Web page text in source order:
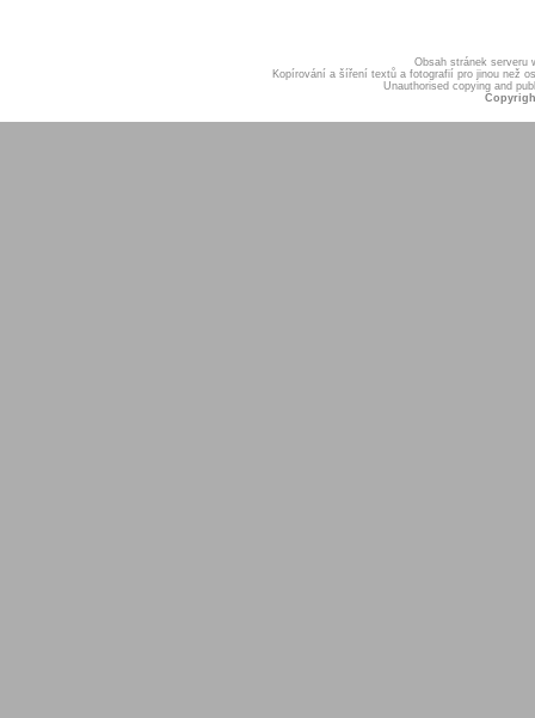
Obsah stránek serveru
Kopírování a šíření textů a fotografií pro jinou než
Unauthorised copying and